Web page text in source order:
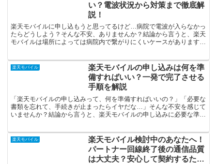
い？電波状況から対策まで徹底解
説！
楽天モバイルに申し込もうと思ってるけど…病院で電波が入らなかっ
たらどうしよう？そんな不安、ありませんか？結論から言うと、楽天
モバイルは場所によっては病院内で繋がりにくいケースがあります。
楽天モバイル
楽天モバイルの申し込みは何を準
備すればいい？一発で完了させる
手順を解説
「楽天モバイルの申し込みって、何を準備すればいいの？」「必要な
書類を忘れて、手続きが止まったらイヤだな…」そんな不安を感じて
いませんか？結論から言うと、楽天モバイルの申し込みに必要な準備
楽天モバイル
楽天モバイル検討中のあなたへ！
パートナー回線終了後の通信品質
は大丈夫？安心して契約するため